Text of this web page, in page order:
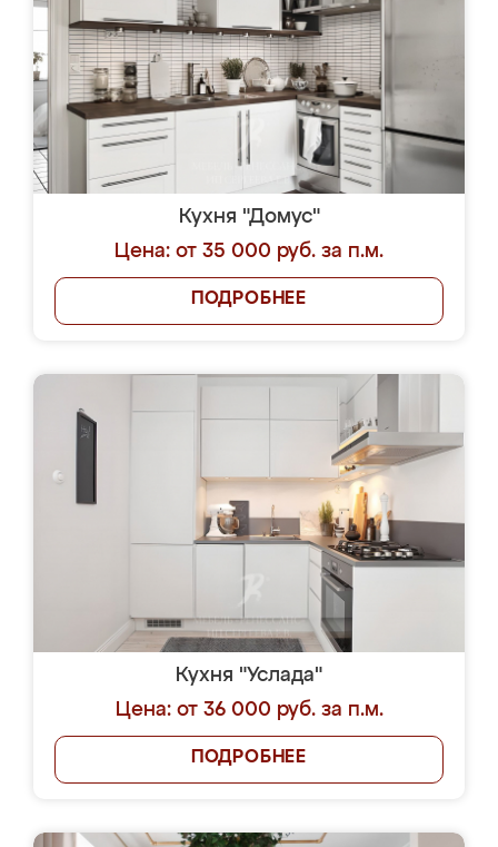
Кухня "Домус"
Цена: от 35 000 руб. за п.м.
ПОДРОБНЕЕ
Кухня "Услада"
Цена: от 36 000 руб. за п.м.
ПОДРОБНЕЕ